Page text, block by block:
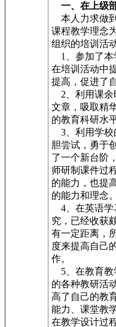
一、在上级
本人力求做
课程教学理念
组织的培训活动
1、参加了本
在培训活动中
提高，促进了
2、利用课余
文章，吸取精
的教育科研水
3、利用学校
胆尝试，勇于
了一个新台阶
师研制课件过
的能力，也提
的能力和理念。
4、在英语学
究，已经收获
有一定距离，
度来提高自己
作。
5、在教育教
的各种教研活
高了自己的教
能力、课堂教
在教学设计过